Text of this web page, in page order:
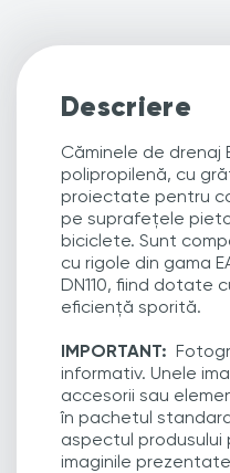
Descriere
Căminele de drenaj
polipropilenă, cu
proiectate pentru
pe suprafețele
biciclete. Sunt
cu rigole din gama
DN110, fiind dotate
eficiență sporită.
IMPORTANT:
informativ. Unele
accesorii sau
în pachetul
aspectul
imaginile